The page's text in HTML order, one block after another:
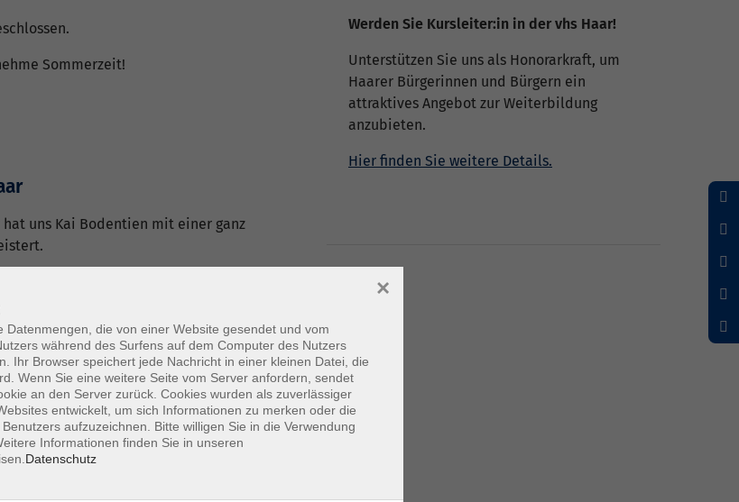
Sommerzeit!
uns Kai Bodentien mit einer ganz
– und das möchten wir euch
Videoan!
Werden Sie Kursleiter:in in der vhs Haar!
Unterstützen Sie uns als Honorarkraft, um
Haarer Bürgerinnen und Bürgern ein
attraktives Angebot zur Weiterbildung
anzubieten.
Hier finden Sie weitere Details.
Datenmengen, die von einer Website gesendet und vom
während des Surfens auf dem Computer des Nutzers
Ihr Browser speichert jede Nachricht in einer kleinen Datei, die
Wenn Sie eine weitere Seite vom Server anfordern, sendet
an den Server zurück. Cookies wurden als zuverlässiger
entwickelt, um sich Informationen zu merken oder die
aufzuzeichnen. Bitte willigen Sie in die Verwendung
Informationen finden Sie in unseren
Datenschutz
×